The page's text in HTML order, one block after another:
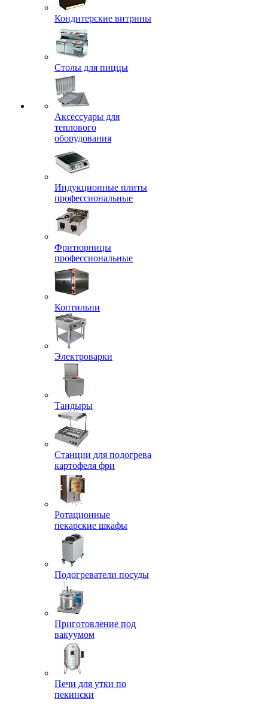
Кондитерские витрины
Столы для пиццы
Аксессуары для
теплового
оборудования
Индукционные плиты
профессиональные
Фритюрницы
профессиональные
Коптильни
Электроварки
Тандыры
Станции для подогрева
картофеля фри
Ротационные
пекарские шкафы
Подогреватели посуды
Приготовление под
вакуумом
Печи для утки по
пекински